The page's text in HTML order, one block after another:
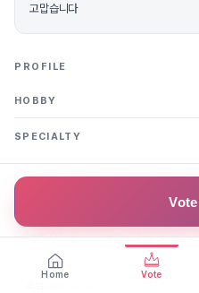
고맙습니다
PROFILE
HOBBY
SPECIALTY
FAN MESSAGES
예쁜 우리 큰 고모 멋진 도전을 응원함니
Home Vote